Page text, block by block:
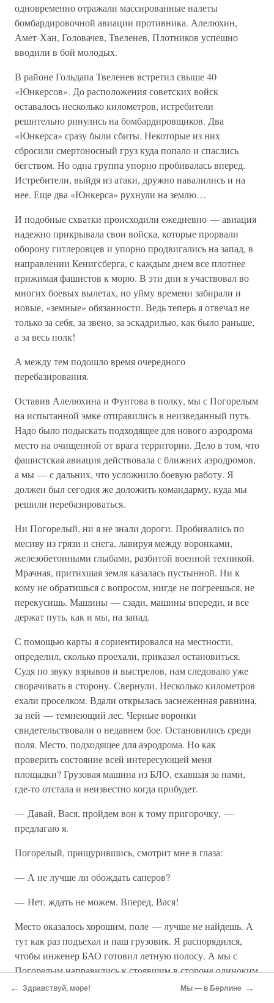
одновременно отражали массированные налеты
бомбардировочной авиации противника. Алелюхин,
Амет-Хан, Головачев, Твеленев, Плотников успешно
вводили в бой молодых.
В районе Гольдапа Твеленев встретил свыше 40
«Юнкерсов». До расположения советских войск
оставалось несколько километров, истребители
решительно ринулись на бомбардировщиков. Два
«Юнкерса» сразу были сбиты. Некоторые из них
сбросили смертоносный груз куда попало и спаслись
бегством. Но одна группа упорно пробивалась вперед.
Истребители, выйдя из атаки, дружно навалились и на
нее. Еще два «Юнкерса» рухнули на землю…
И подобные схватки происходили ежедневно — авиация
надежно прикрывала свои войска, которые прорвали
оборону гитлеровцев и упорно продвигались на запад, в
направлении Кенигсберга, с каждым днем все плотнее
прижимая фашистов к морю. В эти дни я участвовал во
многих боевых вылетах, но уйму времени забирали и
новые, «земные» обязанности. Ведь теперь я отвечал не
только за себя, за звено, за эскадрилью, как было раньше,
а за весь полк!
А между тем подошло время очередного
перебазирования.
Оставив Алелюхина и Фунтова в полку, мы с Погорелым
на испытанной эмке отправились в неизведанный путь.
Надо было подыскать подходящее для нового аэродрома
место на очищенной от врага территории. Дело в том, что
фашистская авиация действовала с ближних аэродромов,
а мы — с дальних, что усложнило боевую работу. Я
должен был сегодня же доложить командарму, куда мы
решили перебазироваться.
Ни Погорелый, ни я не знали дороги. Пробивались по
месиву из грязи и снега, лавируя между воронками,
железобетонными глыбами, разбитой военной техникой.
Мрачная, притихшая земля казалась пустынной. Ни к
кому не обратишься с вопросом, нигде не погреешься, не
перекусишь. Машины — сзади, машины впереди, и все
держат путь, как и мы, на запад.
С помощью карты я сориентировался на местности,
определил, сколько проехали, приказал остановиться.
Судя по звуку взрывов и выстрелов, нам следовало уже
сворачивать в сторону. Свернули. Несколько километров
ехали проселком. Вдали открылась заснеженная равнина,
за ней — темнеющий лес. Черные воронки
свидетельствовали о недавнем бое. Остановились среди
поля. Место, подходящее для аэродрома. Но как
проверить состояние всей интересующей меня
площадки? Грузовая машина из БЛО, ехавшая за нами,
где-то отстала и неизвестно когда прибудет.
— Давай, Вася, пройдем вон к тому пригорочку, —
предлагаю я.
Погорелый, прищурившись, смотрит мне в глаза:
— А не лучше ли обождать саперов?
— Нет, ждать не можем. Вперед, Вася!
Место оказалось хорошим, поле — лучше не найдешь. А
тут как раз подъехал и наш грузовик. Я распорядился,
чтобы инженер БАО готовил летную полосу. А мы с
Погорелым направились к стоявшим в стороне одиноким
домикам.
← Здравствуй, море! Мы — в Берлине →